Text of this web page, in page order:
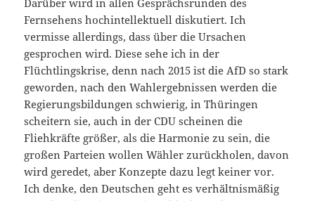
Fernsehens hochintellektuell diskutiert. Ich
vermisse allerdings, dass über die Ursachen
gesprochen wird. Diese sehe ich in der
Flüchtlingskrise, denn nach 2015 ist die AfD so stark
geworden, nach den Wahlergebnissen werden die
Regierungsbildungen schwierig, in Thüringen
scheitern sie, auch in der CDU scheinen die
Fliehkräfte größer, als die Harmonie zu sein, die
großen Parteien wollen Wähler zurückholen, davon
wird geredet, aber Konzepte dazu legt keiner vor.
Ich denke, den Deutschen geht es verhältnismäßig